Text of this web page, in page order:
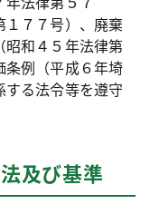
７７号）、廃棄
昭和４５年法律第
条例（平成６年埼
する法令等を遵守
及び基準